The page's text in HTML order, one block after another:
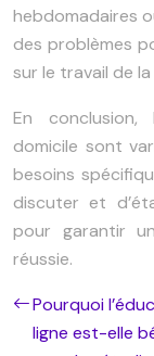
hebdomadaires
des problèmes
sur le travail de
En conclusion,
domicile sont
besoins
discuter et
pour garantir
réussie.
Pourquoi
ligne est-elle